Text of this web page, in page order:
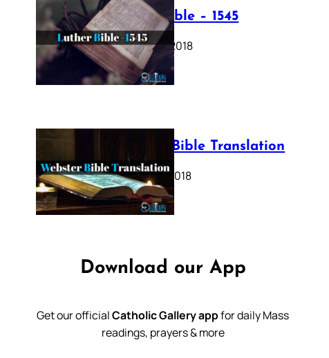
Luther Bible – 1545
October 17, 2018
Webster Bible Translation
October 11, 2018
Download our App
Get our officialCatholic Gallery appfor daily Mass
readings, prayers & more